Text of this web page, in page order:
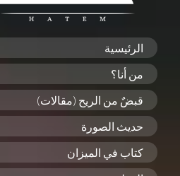
الرئيسية
من أنا؟
قبضٌ من الريح (مقالات)
حديث الصورة
كتاب في الميزان